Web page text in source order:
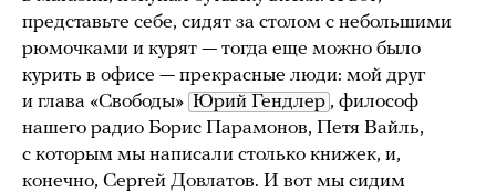
представьте себе, сидят за столом с небольшими
рюмочками и курят — тогда еще можно было
курить в офисе — прекрасные люди: мой друг
и глава «Свободы» Юрий Гендлер , философ
нашего радио Борис Парамонов, Петя Вайль,
с которым мы написали столько книжек, и,
конечно, Сергей Довлатов. И вот мы сидим